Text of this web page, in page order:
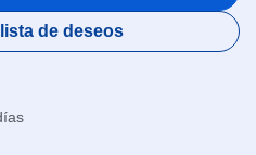
de deseos